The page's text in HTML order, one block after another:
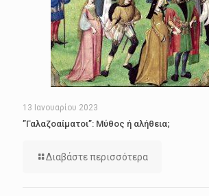
13 Ιανουαρίου 2023
”Γαλαζοαίματοι”: Μύθος ή αλήθεια;
Διαβάστε περισσότερα